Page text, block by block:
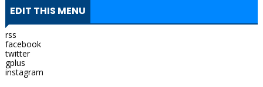
EDIT THIS MENU
rss
facebook
twitter
gplus
instagram